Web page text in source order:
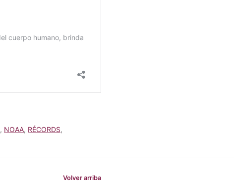
, NOAA, RÉCORDS,
Volver arriba